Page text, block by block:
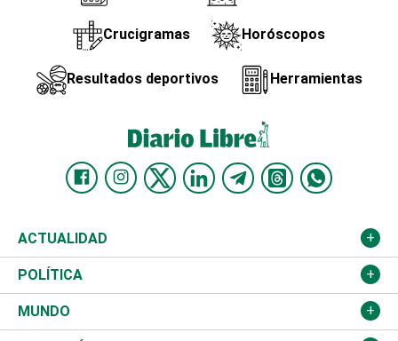
Crucigramas Horóscopos
Resultados deportivos Herramientas
ACTUALIDAD
Nacional
Ciudad
POLÍTICA
Partidos
MUNDO